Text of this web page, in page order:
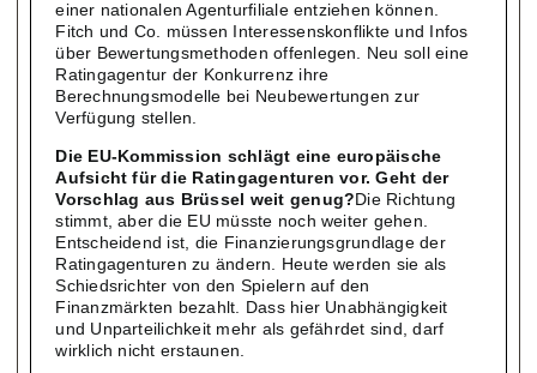
einer nationalen Agenturfiliale entziehen können.
Fitch und Co. müssen Interessenskonflikte und Infos
über Bewertungsmethoden offenlegen. Neu soll eine
Ratingagentur der Konkurrenz ihre
Berechnungsmodelle bei Neubewertungen zur
Verfügung stellen.
Die EU-Kommission schlägt eine europäische
Aufsicht für die Ratingagenturen vor. Geht der
Vorschlag aus Brüssel weit genug?Die Richtung
stimmt, aber die EU müsste noch weiter gehen.
Entscheidend ist, die Finanzierungsgrundlage der
Ratingagenturen zu ändern. Heute werden sie als
Schiedsrichter von den Spielern auf den
Finanzmärkten bezahlt. Dass hier Unabhängigkeit
und Unparteilichkeit mehr als gefährdet sind, darf
wirklich nicht erstaunen.